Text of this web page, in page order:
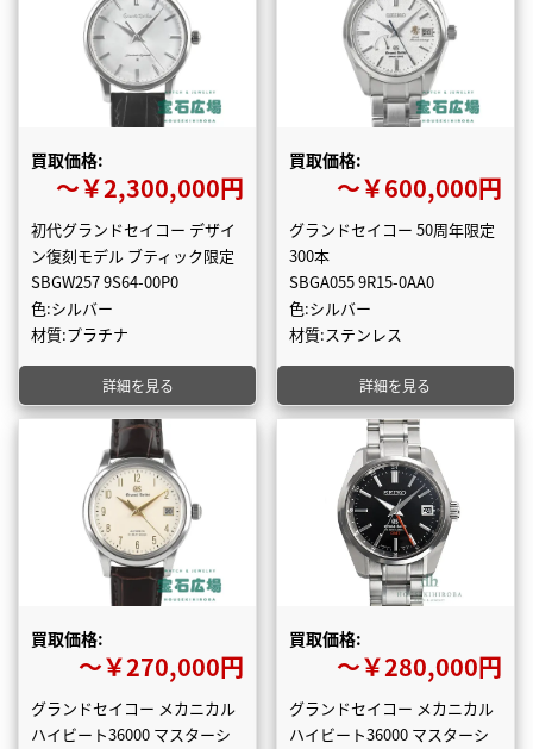
買取価格:
〜￥2,300,000円
初代グランドセイコー デザイ
ン復刻モデル ブティック限定
SBGW257 9S64-00P0
色:シルバー
材質:プラチナ
詳細を見る
買取価格:
〜￥600,000円
グランドセイコー 50周年限定
300本
SBGA055 9R15-0AA0
色:シルバー
材質:ステンレス
詳細を見る
買取価格:
〜￥270,000円
グランドセイコー メカニカル
ハイビート36000 マスターシ
買取価格:
〜￥280,000円
グランドセイコー メカニカル
ハイビート36000 マスターシ